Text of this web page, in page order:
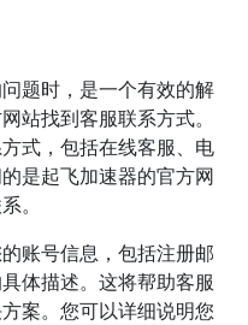
题时，是一个有效的解
站找到客服联系方式。
式，包括在线客服、电
是起飞加速器的官方网
。
账号信息，包括注册邮
体描述。这将帮助客服
案。您可以详细说明您